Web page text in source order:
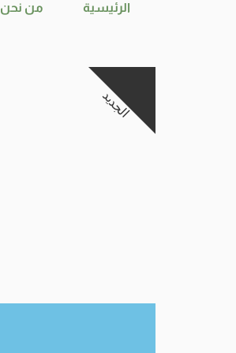
الرئيسية من نحن
الجديد